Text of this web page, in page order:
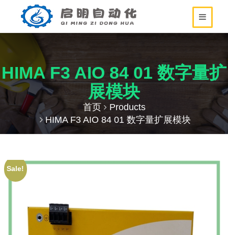
HIMA F3 AIO 84 01 数字量扩
展模块
首页
Products
HIMA F3 AIO 84 01 数字量扩展模块
Sale!